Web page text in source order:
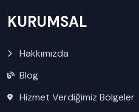
KURUMSAL
Hakkımızda
Blog
Hizmet Verdiğimiz Bölgeler